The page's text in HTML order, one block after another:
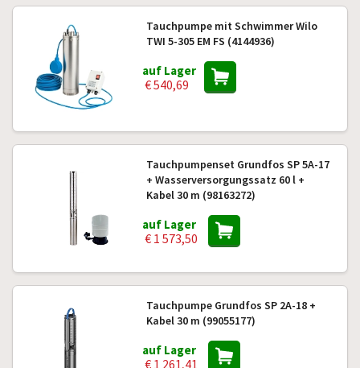
Tauchpumpe mit Schwimmer Wilo
TWI 5-305 EM FS (4144936)
auf Lager
€ 540,69
Tauchpumpenset Grundfos SP 5A-17
+ Wasserversorgungssatz 60 l +
Kabel 30 m (98163272)
auf Lager
€ 1 573,50
Tauchpumpe Grundfos SP 2A-18 +
Kabel 30 m (99055177)
auf Lager
€ 1 261,41